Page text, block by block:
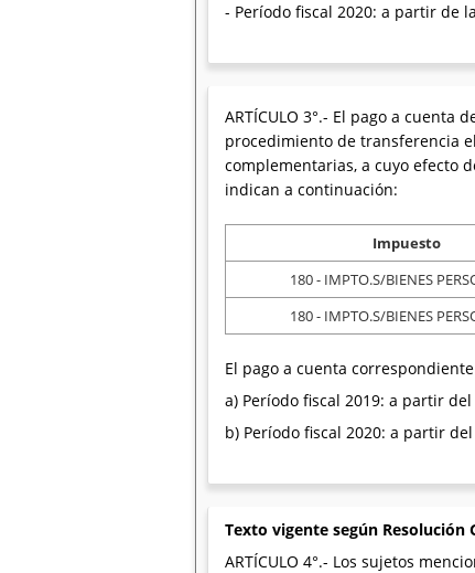
- Período fiscal 2020: a partir de
ARTÍCULO 3°.- El pago a cuenta
procedimiento de transferencia
complementarias, a cuyo efecto
indican a continuación:
Impuesto
180 - IMPTO.S/BIENES
180 - IMPTO.S/BIENES
El pago a cuenta
a) Período fiscal 2019: a partir
b) Período fiscal 2020: a partir
Texto vigente según Resolución
ARTÍCULO 4°.- Los sujetos